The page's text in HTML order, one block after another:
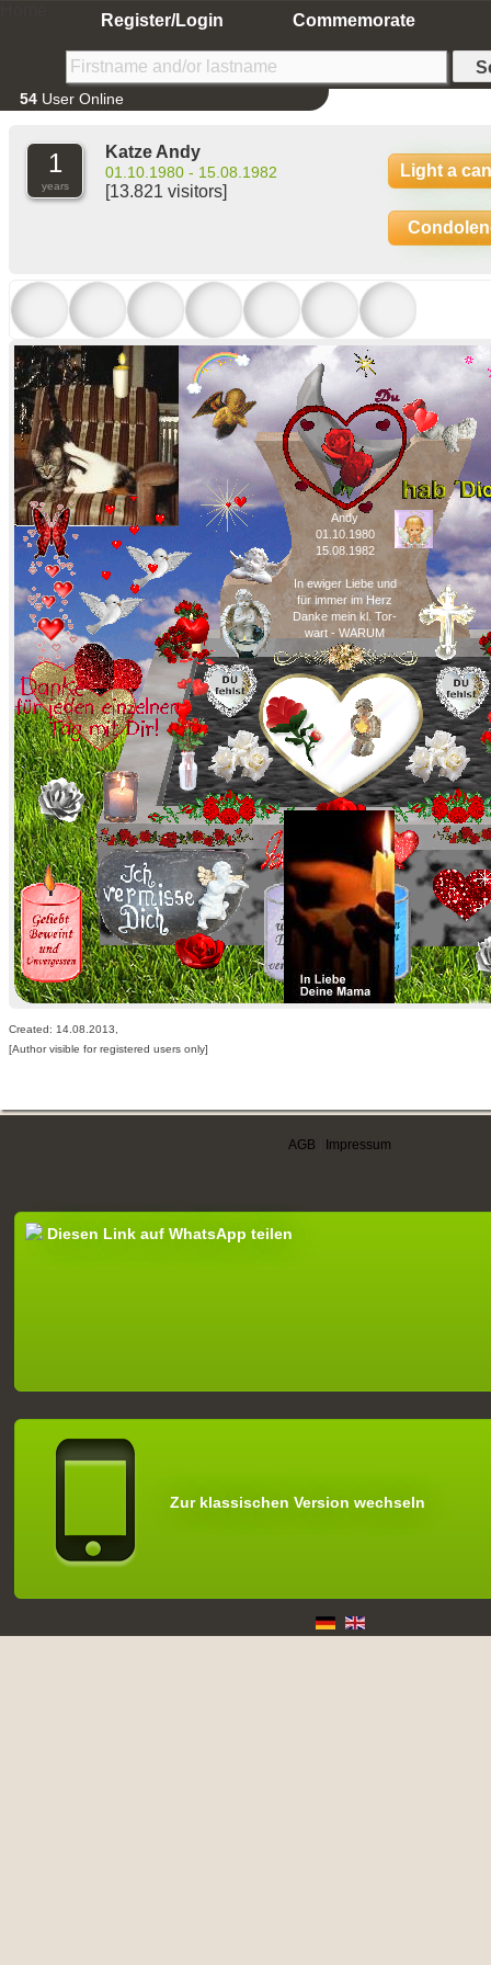
Register/Login Commemorate
54 User Online
1
years
Katze Andy
01.10.1980 - 15.08.1982
[13.821 visitors]
Light a
Andy
01.10.1980
15.08.1982
In ewiger Liebe und
für immer im Herz
Danke mein kl. Tor-
wart - WARUM
Created: 14.08.2013,
[Author visible for registered users only]
AGB Impressum
Diesen Link auf WhatsApp teilen
Zur klassischen Version wechseln